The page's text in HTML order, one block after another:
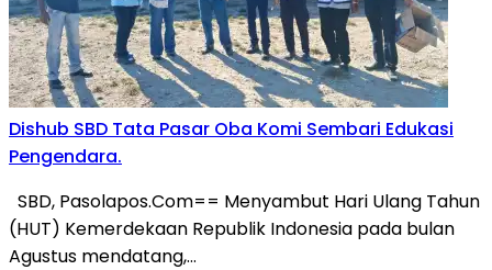
Dishub SBD Tata Pasar Oba Komi Sembari Edukasi
Pengendara.
SBD, Pasolapos.Com== Menyambut Hari Ulang Tahun
(HUT) Kemerdekaan Republik Indonesia pada bulan
Agustus mendatang,…